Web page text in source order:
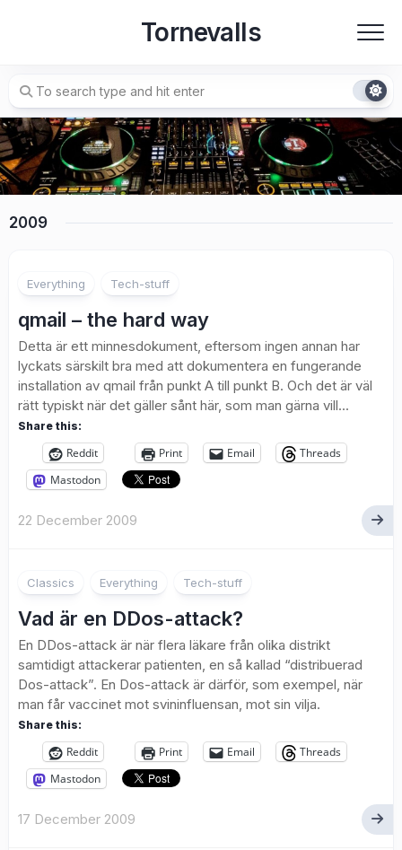
Tornevalls
2009
Everything Tech-stuff
qmail – the hard way
Detta är ett minnesdokument, eftersom ingen annan har
lyckats särskilt bra med att dokumentera en fungerande
installation av qmail från punkt A till punkt B. Och det är väl
rätt typiskt när det gäller sånt här, som man gärna vill...
Share this:
Reddit Print Email
Threads
Mastodon
22 December 2009
Classics Everything Tech-stuff
Vad är en DDos-attack?
En DDos-attack är när flera läkare från olika distrikt
samtidigt attackerar patienten, en så kallad “distribuerad
Dos-attack”. En Dos-attack är därför, som exempel, när
man får vaccinet mot svininfluensan, mot sin vilja.
Share this:
Reddit Print Email
Threads
Mastodon
17 December 2009